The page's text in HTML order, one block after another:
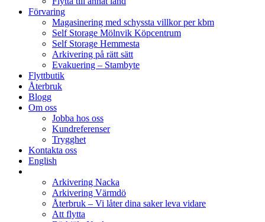
Förvaring
Magasinering med schyssta villkor per kbm
Self Storage Mölnvik Köpcentrum
Self Storage Hemmesta
Arkivering på rätt sätt
Evakuering – Stambyte
Flyttbutik
Återbruk
Blogg
Om oss
Jobba hos oss
Kundreferenser
Trygghet
Kontakta oss
English
Arkivering Nacka
Arkivering Värmdö
Återbruk – Vi låter dina saker leva vidare
Att flytta